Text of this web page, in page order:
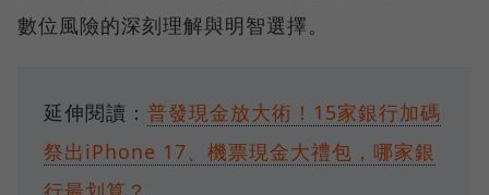
數位風險的深刻理解與明智選擇。
延伸閱讀： 普發現金放大術！15家銀行加碼
祭出iPhone 17、機票現金大禮包，哪家銀